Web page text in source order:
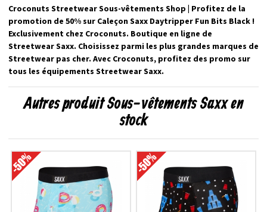
Croconuts Streetwear Sous-vêtements Shop | Profitez de la
promotion de 50% sur Caleçon Saxx Daytripper Fun Bits Black !
Exclusivement chez Croconuts. Boutique en ligne de
Streetwear Saxx. Choisissez parmi les plus grandes marques de
Streetwear pas cher. Avec Croconuts, profitez des promo sur
tous les équipements Streetwear Saxx.
Autres produit Sous-vêtements Saxx en
stock